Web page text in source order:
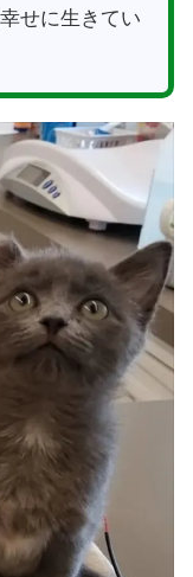
せに生きてい